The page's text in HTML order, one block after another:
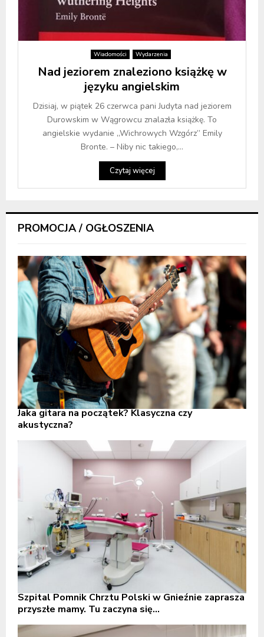
Wiadomości Wydarzenia
Nad jeziorem znaleziono książkę w
języku angielskim
Dzisiaj, w piątek 26 czerwca pani Judyta nad jeziorem
Durowskim w Wągrowcu znalazła książkę. To
angielskie wydanie „Wichrowych Wzgórz” Emily
Bronte. – Niby nic takiego,...
Czytaj więcej
PROMOCJA / OGŁOSZENIA
Jaka gitara na początek? Klasyczna czy
akustyczna?
Szpital Pomnik Chrztu Polski w Gnieźnie zaprasza
przyszłe mamy. Tu zaczyna się...